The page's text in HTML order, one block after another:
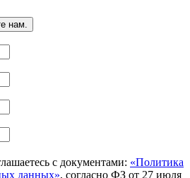
нам.
с документами: «Политика
данных», согласно ФЗ от 27 июля